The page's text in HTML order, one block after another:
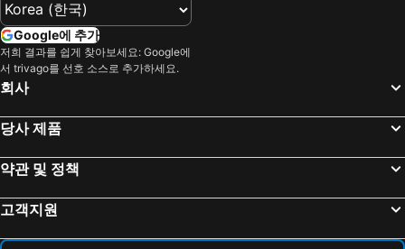
호텔 일리소스
Acro Urban Suites
Athens One Smart Hotel
호텔 소크라테스
Athens Psiri Hotel
센트럴 아테네 호텔
마리나 호텔 아테네
Athenaeum Eridanus Luxury Hotel
킹조지, 럭셔리 컬렉션 호텔, 아테네
Google에 추가
저희 결과를 쉽게 찾아보세요: Google에
서 trivago를 선호 소스로 추가하세요.
회사
당사 제품
약관 및 정책
고객지원